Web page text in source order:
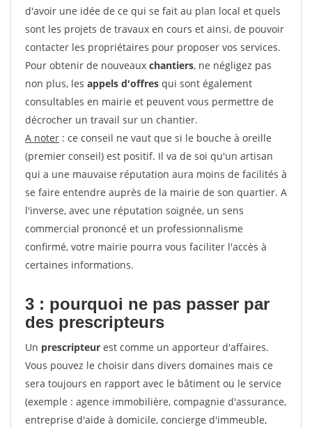
d'avoir une idée de ce qui se fait au plan local et quels
sont les projets de travaux en cours et ainsi, de pouvoir
contacter les propriétaires pour proposer vos services.
Pour obtenir de nouveaux chantiers, ne négligez pas
non plus, les appels d'offres qui sont également
consultables en mairie et peuvent vous permettre de
décrocher un travail sur un chantier.
A noter : ce conseil ne vaut que si le bouche à oreille
(premier conseil) est positif. Il va de soi qu'un artisan
qui a une mauvaise réputation aura moins de facilités à
se faire entendre auprès de la mairie de son quartier. A
l'inverse, avec une réputation soignée, un sens
commercial prononcé et un professionnalisme
confirmé, votre mairie pourra vous faciliter l'accès à
certaines informations.
3 : pourquoi ne pas passer par
des prescripteurs
Un prescripteur est comme un apporteur d'affaires.
Vous pouvez le choisir dans divers domaines mais ce
sera toujours en rapport avec le bâtiment ou le service
(exemple : agence immobilière, compagnie d'assurance,
entreprise d'aide à domicile, concierge d'immeuble,